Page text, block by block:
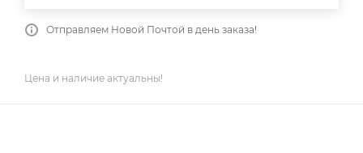
Отправляем Новой Почтой в день заказа!
Цена и наличие актуальны!